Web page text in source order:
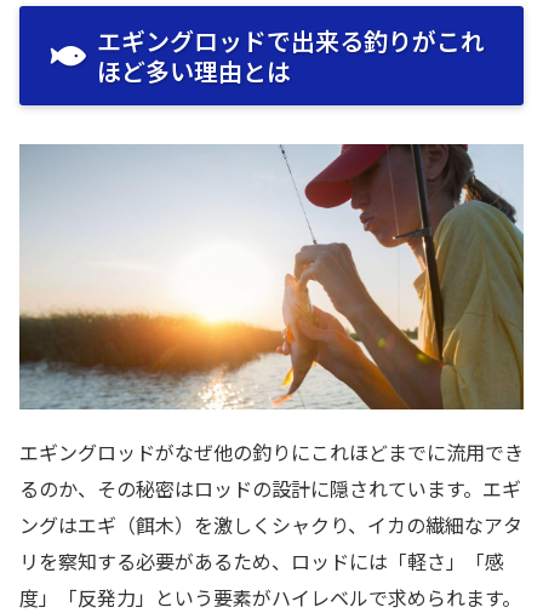
エギングロッドで出来る釣りがこれ
ほど多い理由とは
エギングロッドがなぜ他の釣りにこれほどまでに流用でき
るのか、その秘密はロッドの設計に隠されています。エギ
ングはエギ（餌木）を激しくシャクり、イカの繊細なアタ
リを察知する必要があるため、ロッドには「軽さ」「感
度」「反発力」という要素がハイレベルで求められます。